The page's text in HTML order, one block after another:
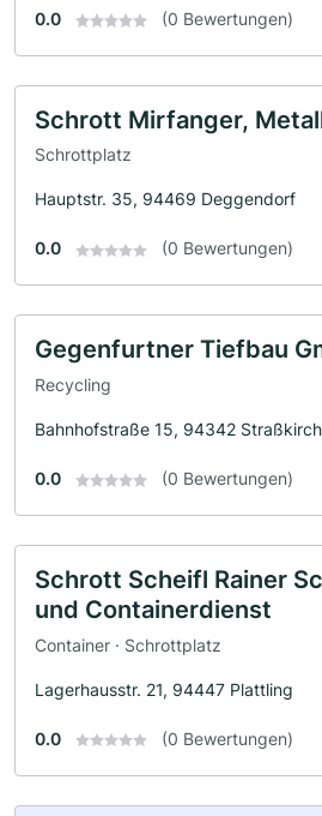
0.0 (0 Bewertungen)
Schrott Mirfanger,
Schrottplatz
Hauptstr. 35, 94469 Deggendorf
0.0 (0 Bewertungen)
Gegenfurtner Tiefbau
Recycling
Bahnhofstraße 15, 94342
0.0 (0 Bewertungen)
Schrott Scheifl Rainer
und Containerdienst
Container · Schrottplatz
Lagerhausstr. 21, 94447 Plattling
0.0 (0 Bewertungen)